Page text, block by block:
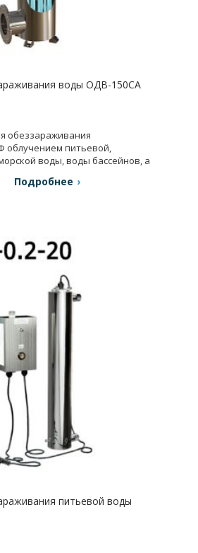
воды ОДВ-150СА
обеззараживания
питьевой,
воды, воды бассейнов, а
Подробнее
питьевой воды